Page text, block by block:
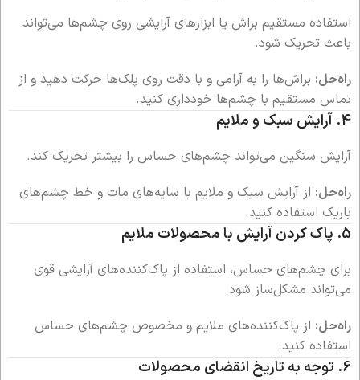
استفاده مستقیم براش یا ابزارهای آرایشی روی چشم‌ها می‌تواند
باعث تحریک شود.
راه‌حل: براش‌ها را به آرامی و با دقت روی پلک‌ها حرکت دهید و از
تماس مستقیم با چشم‌ها خودداری کنید.
4. آرایش سبک و ملایم
آرایش سنگین می‌تواند چشم‌های حساس را بیشتر تحریک کند.
راه‌حل: از آرایش سبک و ملایم با سایه‌های مات و خط چشم‌های
باریک استفاده کنید.
5. پاک کردن آرایش با محصولات ملایم
برای چشم‌های حساس، استفاده از پاک‌کننده‌های آرایشی قوی
می‌تواند مشکل‌ساز شود.
راه‌حل: از پاک‌کننده‌های ملایم و مخصوص چشم‌های حساس
استفاده کنید.
6. توجه به تاریخ انقضای محصولات